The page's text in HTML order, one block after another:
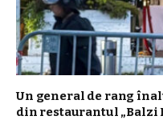
Un general de rang
din restaurantul „Balzi